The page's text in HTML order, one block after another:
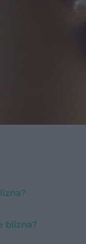
blizna?